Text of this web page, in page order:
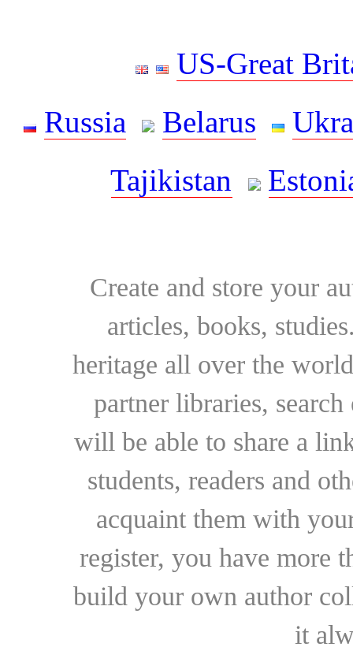
US-Great
Russia
Belarus
Tajikistan
Create and store your
articles, books,
heritage all over the
partner libraries,
will be able to share a
students, readers and
acquaint them with
register, you have more
build your own author
it